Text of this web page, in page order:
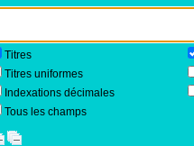
Titres
Titres uniformes
Indexations décimales
Tous les champs